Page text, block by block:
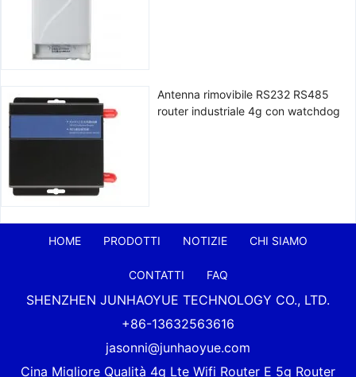
Antenna rimovibile RS232 RS485
router industriale 4g con watchdog
HOME PRODOTTI NOTIZIE CHI SIAMO
CONTATTI FAQ
SHENZHEN JUNHAOYUE TECHNOLOGY CO., LTD.
+86-13632563616
jasonni@junhaoyue.com
Cina Migliore Qualità 4g Lte Wifi Router E 5g Router